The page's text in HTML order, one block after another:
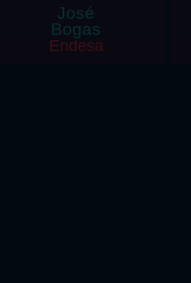
José
Bogas
Endesa